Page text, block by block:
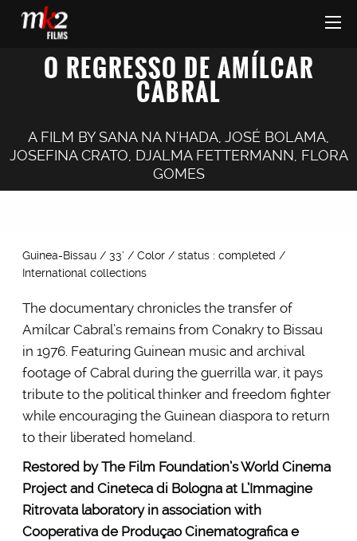
O REGRESSO DE AMÍLCAR
CABRAL
A FILM BYSANA NA N'HADA JOSÉ BOLAMA
JOSEFINA CRATO DJALMA FETTERMANN FLORA
GOMES
Guinea-Bissau / 33’ / Color / status : completed /
International collections
The documentary chronicles the transfer of
Amílcar Cabral’s remains from Conakry to Bissau
in 1976. Featuring Guinean music and archival
footage of Cabral during the guerrilla war, it pays
tribute to the political thinker and freedom fighter
while encouraging the Guinean diaspora to return
to their liberated homeland.
Restored by The Film Foundation’s World Cinema
Project and Cineteca di Bologna at L’Immagine
Ritrovata laboratory in association with
Cooperativa de Produçao Cinematografica e